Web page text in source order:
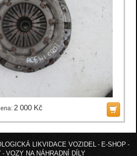
2 000 Kč
LIKVIDACE VOZIDEL - E-SHOP -
- VOZY NA NÁHRADNÍ DÍLY